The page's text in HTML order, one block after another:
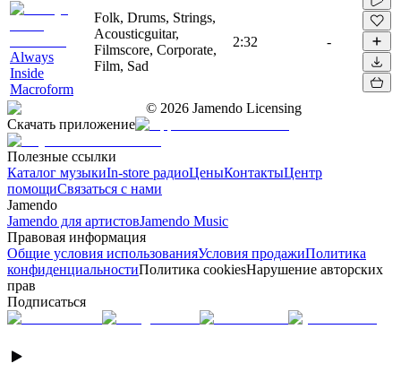
Always
Inside
Macroform
Folk, Drums, Strings,
Acousticguitar,
Filmscore, Corporate,
Film, Sad
2:32 -
© 2026 Jamendo Licensing
Скачать приложение
Полезные ссылки
Каталог музыкиIn-store радиоЦеныКонтактыЦентр
помощиСвязаться с нами
Jamendo
Jamendo для артистовJamendo Music
Правовая информация
Общие условия использованияУсловия продажиПолитика
конфиденциальностиПолитика cookiesНарушение авторских
прав
Подписаться